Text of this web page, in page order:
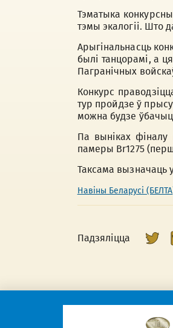
Тэматыка
тэмы экалогіі. Што
Арыгінальнасць
былі танцорамі, а
Пагранічных
Конкурс
тур пройдзе ў
можна будзе
Па выніках
памеры Br1275
Таксама вызначаць
Навіны Беларусі
Падзяліцца